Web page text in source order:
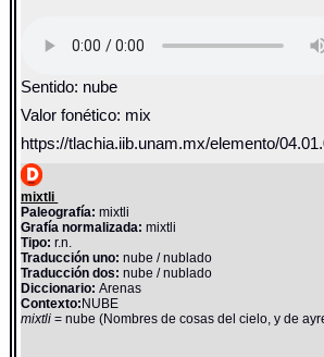
Sentido: nube
Valor fonético: mix
https://tlachia.iib.unam.mx/elemento/
mixtli
Paleografía: mixtli
Grafía normalizada: mixtli
Tipo: r.n.
Traducción uno: nube / nublado
Traducción dos: nube / nublado
Diccionario:Arenas
Contexto:NUBE
mixtli= nube (Nombres de cosas del cielo, y de